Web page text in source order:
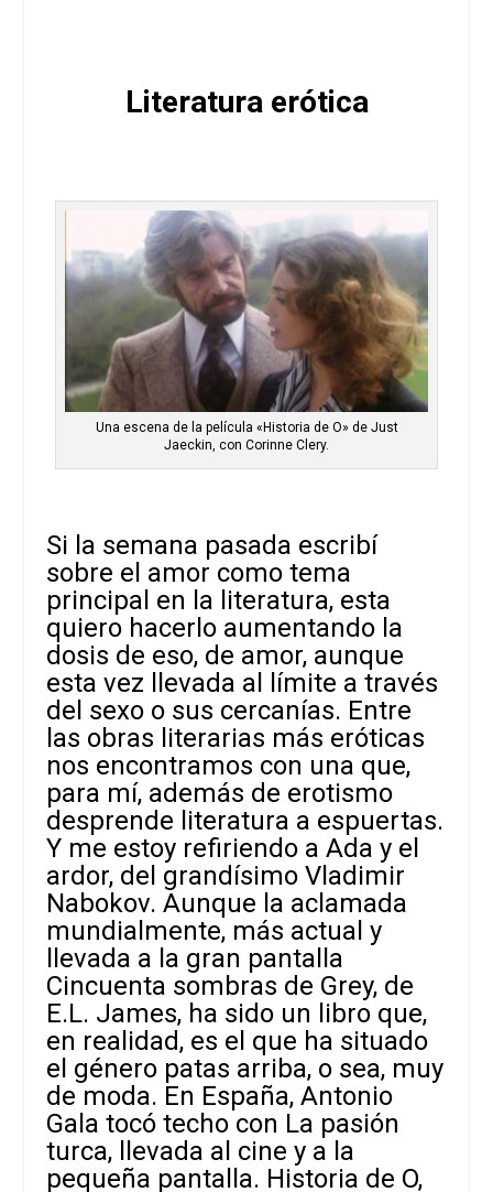
Literatura erótica
Una escena de la película «Historia de O» de Just
Jaeckin, con Corinne Clery.
Si la semana pasada escribí
sobre el amor como tema
principal en la literatura, esta
quiero hacerlo aumentando la
dosis de eso, de amor, aunque
esta vez llevada al límite a través
del sexo o sus cercanías. Entre
las obras literarias más eróticas
nos encontramos con una que,
para mí, además de erotismo
desprende literatura a espuertas.
Y me estoy refiriendo aAda y el
ardor, del grandísimo Vladimir
Nabokov. Aunque la aclamada
mundialmente, más actual y
llevada a la gran pantalla
Cincuenta sombras de Grey, de
E.L. James, ha sido un libro que,
en realidad, es el que ha situado
el género patas arriba, o sea, muy
de moda. En España, Antonio
Gala tocó techo con La pasión
turca, llevada al cine y a la
pequeña pantalla. Historia de O,